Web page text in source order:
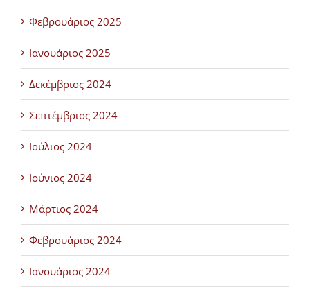
Φεβρουάριος 2025
Ιανουάριος 2025
Δεκέμβριος 2024
Σεπτέμβριος 2024
Ιούλιος 2024
Ιούνιος 2024
Μάρτιος 2024
Φεβρουάριος 2024
Ιανουάριος 2024